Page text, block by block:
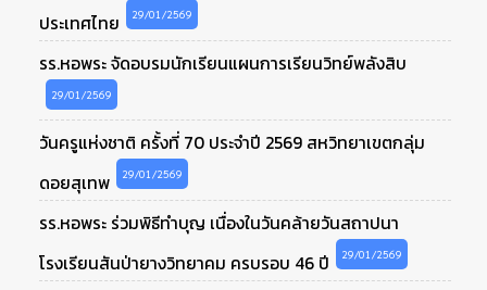
ประเทศไทย
29/01/2569
รร.หอพระ จัดอบรมนักเรียนแผนการเรียนวิทย์พลังสิบ
29/01/2569
วันครูแห่งชาติ ครั้งที่ 70 ประจำปี 2569 สหวิทยาเขตกลุ่ม
ดอยสุเทพ
29/01/2569
รร.หอพระ ร่วมพิธีทำบุญ เนื่องในวันคล้ายวันสถาปนา
โรงเรียนสันป่ายางวิทยาคม ครบรอบ 46 ปี
29/01/2569